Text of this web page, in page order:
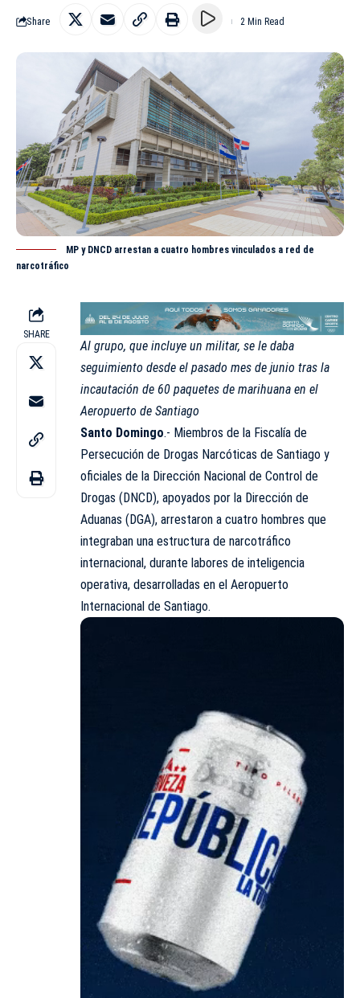
Share 2 Min Read
MP y DNCD arrestan a cuatro hombres vinculados a red de
narcotráfico
SHARE
Al grupo, que incluye un militar, se le daba
seguimiento desde el pasado mes de junio tras la
incautación de 60 paquetes de marihuana en el
Aeropuerto de Santiago
Santo Domingo.- Miembros de la Fiscalía de
Persecución de Drogas Narcóticas de Santiago y
oficiales de la Dirección Nacional de Control de
Drogas (DNCD), apoyados por la Dirección de
Aduanas (DGA), arrestaron a cuatro hombres que
integraban una estructura de narcotráfico
internacional, durante labores de inteligencia
operativa, desarrolladas en el Aeropuerto
Internacional de Santiago.